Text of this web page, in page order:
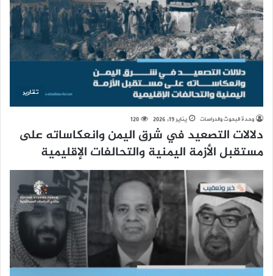
تقارير
وحدة البحوث والدراسات يناير 19, 2026 120
دلالات التصعيد في شرق اليمن وانعكاساته على
مستقبل الأزمة اليمنية والتحالفات الإقليمية